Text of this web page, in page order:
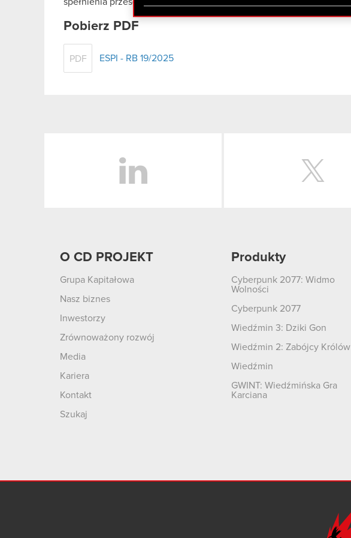
zgadasz się na używanie plików cookie.
Pobierz PDF
PDF ESPI - RB 19/2025
O CD PROJEKT
Grupa Kapitałowa
Nasz biznes
Inwestorzy
Zrównoważony rozwój
Media
Kariera
Kontakt
Szukaj
Produkty
Cyberpunk 2077: Widmo
Wolności
Cyberpunk 2077
Wiedźmin 3: Dziki Gon
Wiedźmin 2: Zabójcy Królów
Wiedźmin
GWINT: Wiedźmińska Gra
Karciana